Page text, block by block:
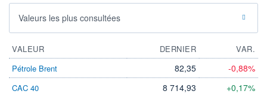
87,9400 0,0000
RENDEMENT
DERNIER
ÉCHANGE
07.08.26 / 22:00:00
Valeurs les plus consultées
VALEUR DERNIER
VAR.
Pétrole Brent
82,35 -0,88%
CAC 40 8 714,93 +0,17%